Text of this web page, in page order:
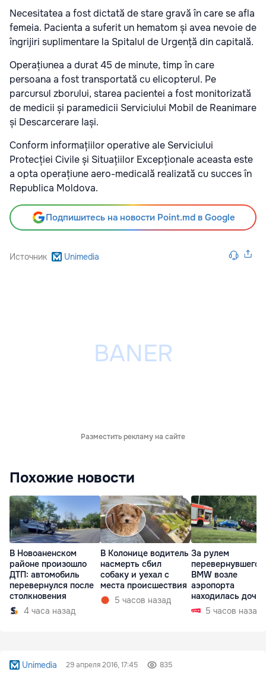
Necesitatea a fost dictată de stare gravă în care se afla
femeia. Pacienta a suferit un hematom și avea nevoie de
îngrijiri suplimentare la Spitalul de Urgență din capitală.
Operațiunea a durat 45 de minute, timp în care
persoana a fost transportată cu elicopterul. Pe
parcursul zborului, starea pacientei a fost monitorizată
de medicii și paramedicii Serviciului Mobil de Reanimare
și Descarcerare Iași.
Conform informațiilor operative ale Serviciului
Protecției Civile și Situațiilor Excepționale aceasta este
a opta operațiune aero-medicală realizată cu succes în
Republica Moldova.
Подпишитесь на новости Point.md в Google
Источник Unimedia
Разместить рекламу на сайте
Похожие новости
В Новоаненском
районе произошло
ДТП: автомобиль
перевернулся после
столкновения
4 часа назад
В Колонице водитель
насмерть сбил
собаку и уехал с
места происшествия
5 часов назад
За рулем
BMW возле
аэропорта
находилась дочь
директора лицея
5 часов назад
Unimedia 29 апреля 2016, 17:45 835